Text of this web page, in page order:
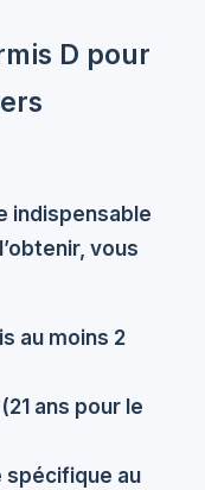
D pour
indispensable
vous
au moins 2
ans pour le
spécifique au